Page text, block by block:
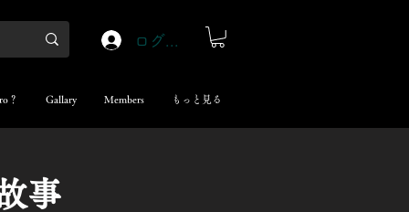
ログイン
？ Gallary Members もっと見る
事